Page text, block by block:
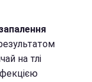
на тлі